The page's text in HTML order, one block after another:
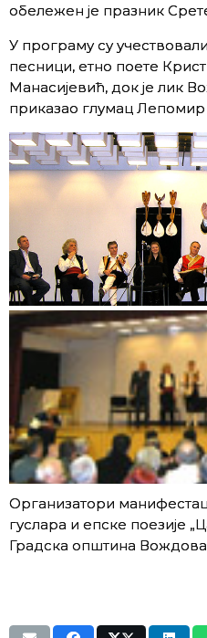
обележен је празник
У програму су
песници, етно поете
Манасијевић, док је лик
приказао глумац
Организатори
гуслара и епске поезије
Градска општина